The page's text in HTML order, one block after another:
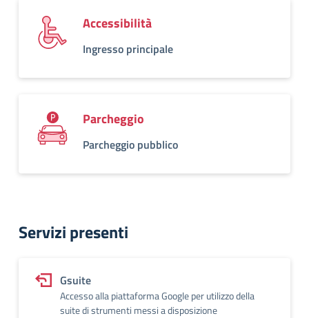
Accessibilità
Ingresso principale
Parcheggio
Parcheggio pubblico
Servizi presenti
Gsuite
Accesso alla piattaforma Google per utilizzo della
suite di strumenti messi a disposizione